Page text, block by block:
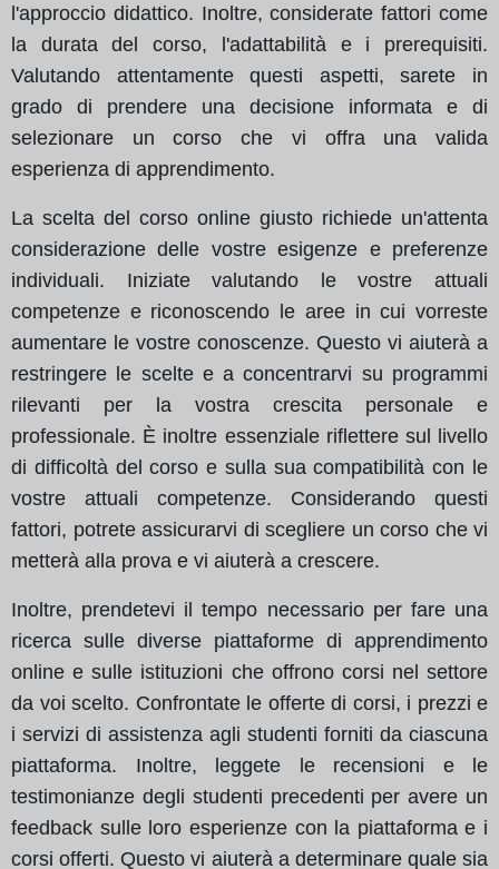
l'approccio didattico. Inoltre, considerate fattori come
la durata del corso, l'adattabilità e i prerequisiti.
Valutando attentamente questi aspetti, sarete in
grado di prendere una decisione informata e di
selezionare un corso che vi offra una valida
esperienza di apprendimento.
La scelta del corso online giusto richiede un'attenta
considerazione delle vostre esigenze e preferenze
individuali. Iniziate valutando le vostre attuali
competenze e riconoscendo le aree in cui vorreste
aumentare le vostre conoscenze. Questo vi aiuterà a
restringere le scelte e a concentrarvi su programmi
rilevanti per la vostra crescita personale e
professionale. È inoltre essenziale riflettere sul livello
di difficoltà del corso e sulla sua compatibilità con le
vostre attuali competenze. Considerando questi
fattori, potrete assicurarvi di scegliere un corso che vi
metterà alla prova e vi aiuterà a crescere.
Inoltre, prendetevi il tempo necessario per fare una
ricerca sulle diverse piattaforme di apprendimento
online e sulle istituzioni che offrono corsi nel settore
da voi scelto. Confrontate le offerte di corsi, i prezzi e
i servizi di assistenza agli studenti forniti da ciascuna
piattaforma. Inoltre, leggete le recensioni e le
testimonianze degli studenti precedenti per avere un
feedback sulle loro esperienze con la piattaforma e i
corsi offerti. Questo vi aiuterà a determinare quale sia